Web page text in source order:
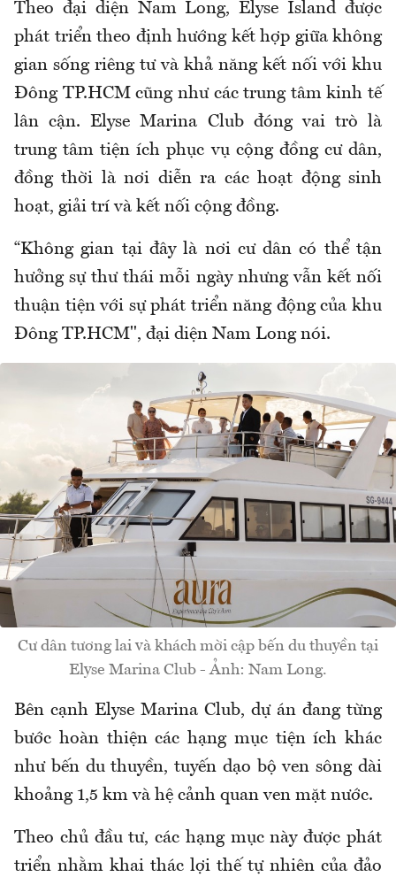
Theo đại diện Nam Long, Elyse Island được
phát triển theo định hướng kết hợp giữa không
gian sống riêng tư và khả năng kết nối với khu
Đông TP.HCM cũng như các trung tâm kinh tế
lân cận. Elyse Marina Club đóng vai trò là
trung tâm tiện ích phục vụ cộng đồng cư dân,
đồng thời là nơi diễn ra các hoạt động sinh
hoạt, giải trí và kết nối cộng đồng.
“Không gian tại đây là nơi cư dân có thể tận
hưởng sự thư thái mỗi ngày nhưng vẫn kết nối
thuận tiện với sự phát triển năng động của khu
Đông TP.HCM", đại diện Nam Long nói.
Cư dân tương lai và khách mời cập bến du thuyền tại
Elyse Marina Club - Ảnh: Nam Long.
Bên cạnh Elyse Marina Club, dự án đang từng
bước hoàn thiện các hạng mục tiện ích khác
như bến du thuyền, tuyến dạo bộ ven sông dài
khoảng 1,5 km và hệ cảnh quan ven mặt nước.
Theo chủ đầu tư, các hạng mục này được phát
triển nhằm khai thác lợi thế tự nhiên của đảo